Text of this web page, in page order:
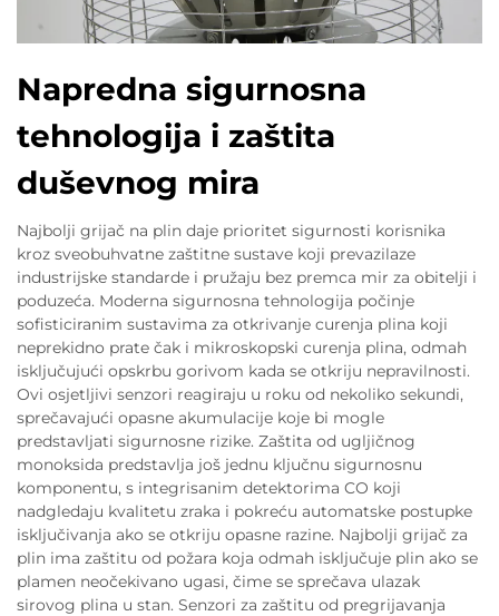
Napredna sigurnosna
tehnologija i zaštita
duševnog mira
Najbolji grijač na plin daje prioritet sigurnosti korisnika
kroz sveobuhvatne zaštitne sustave koji prevazilaze
industrijske standarde i pružaju bez premca mir za obitelji i
poduzeća. Moderna sigurnosna tehnologija počinje
sofisticiranim sustavima za otkrivanje curenja plina koji
neprekidno prate čak i mikroskopski curenja plina, odmah
isključujući opskrbu gorivom kada se otkriju nepravilnosti.
Ovi osjetljivi senzori reagiraju u roku od nekoliko sekundi,
sprečavajući opasne akumulacije koje bi mogle
predstavljati sigurnosne rizike. Zaštita od ugljičnog
monoksida predstavlja još jednu ključnu sigurnosnu
komponentu, s integrisanim detektorima CO koji
nadgledaju kvalitetu zraka i pokreću automatske postupke
isključivanja ako se otkriju opasne razine. Najbolji grijač za
plin ima zaštitu od požara koja odmah isključuje plin ako se
plamen neočekivano ugasi, čime se sprečava ulazak
sirovog plina u stan. Senzori za zaštitu od pregrijavanja